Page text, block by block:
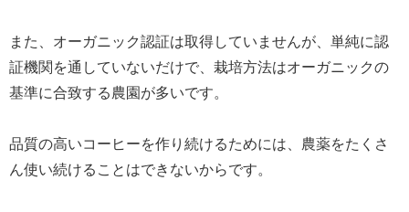
また、オーガニック認証は取得していませんが、単純に認
証機関を通していないだけで、栽培方法はオーガニックの
基準に合致する農園が多いです。
品質の高いコーヒーを作り続けるためには、農薬をたくさ
ん使い続けることはできないからです。